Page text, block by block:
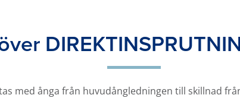
med ånga från huvudångledningen till skillnad